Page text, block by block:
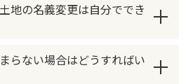
地の名義変更は自分ででき
することも可能です。相続登
らない場合はどうすればい